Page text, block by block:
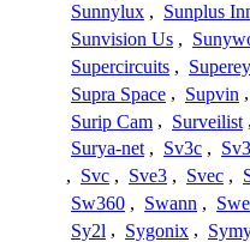
Sunnylux , Sunplus
Sunvision Us ,
Supercircuits ,
Supra Space , Supvin ,
Surip Cam , Surveilist ,
Surya-net , Sv3c ,
, Svc , Sve3 , Svec ,
Sw360 , Swann ,
Sy2l , Sygonix ,